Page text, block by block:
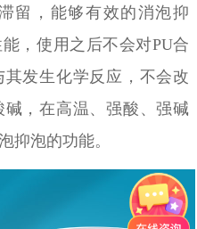
留，能够有效的消泡抑
，使用之后不会对PU合
发生化学反应，不会改
，在高温、强酸、强碱
抑泡的功能。